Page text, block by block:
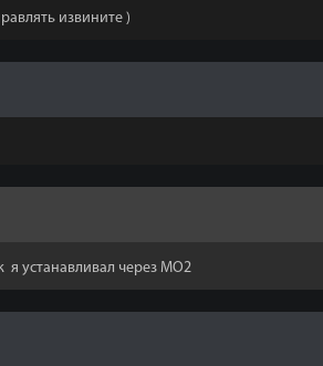
извините )
устанавливал через MO2